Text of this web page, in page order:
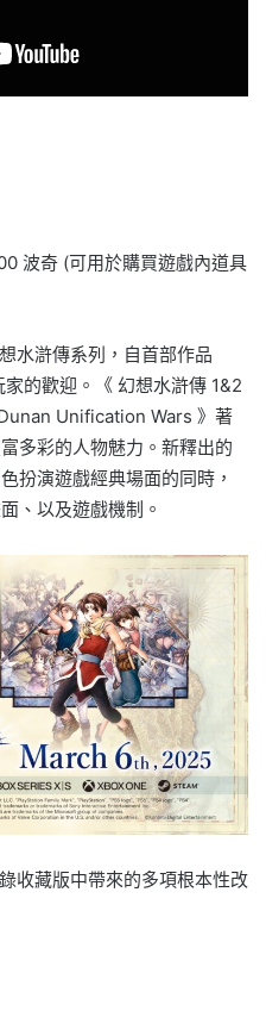
波奇 (可用於購買遊戲內道具
水滸傳系列，自首部作品
的歡迎。《 幻想水滸傳 1&2
Unification Wars 》著
多彩的人物魅力。新釋出的
扮演遊戲經典場面的同時，
、以及遊戲機制。
收藏版中帶來的多項根本性改